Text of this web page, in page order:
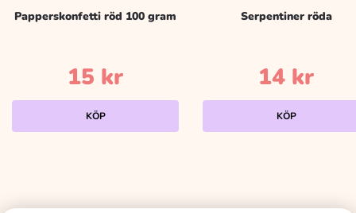
Papperskonfetti röd 100 gram
15 kr
KÖP
Serpentiner röda
14 kr
KÖP